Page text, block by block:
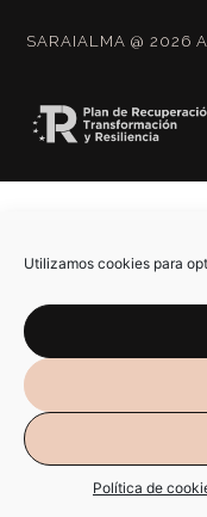
Utilizamos cookies para
Política de
SARAIALMA @ 2026